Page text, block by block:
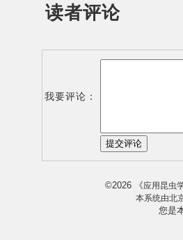
读者评论
我要评论：
©2026 《应用昆虫
本系统由北
您是